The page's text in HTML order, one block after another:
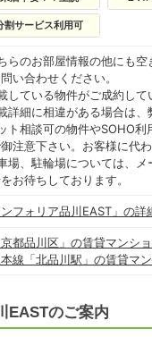
割サービス利用可
らのお部屋情報の他にも
い合わせください。
している物件がご成約して
詳細に相違がある場合は、
ト相談可の物件やSOHO
注意下さい。お客様に代
場、駐輪場については、
お待ちしております。
ンフォリア品川EAST」の詳
京都品川区」の賃貸マンシ
線「北品川駅」の賃貸マ
EASTのご案内